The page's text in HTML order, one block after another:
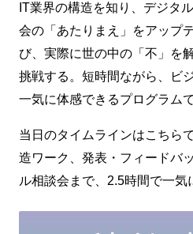
IT業界の構造を知り、デジタ
会の「あたりまえ」をアップ
び、実際に世の中の「不」を
挑戦する。短時間ながら、ビ
一気に体感できるプログラムで
当日のタイムラインはこちら
造ワーク、発表・フィードバ
ル相談会まで、2.5時間で一気